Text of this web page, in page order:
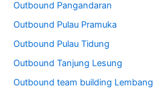
Outbound Pangandaran
Outbound Pulau Pramuka
Outbound Pulau Tidung
Outbound Tanjung Lesung
Outbound team building Lembang